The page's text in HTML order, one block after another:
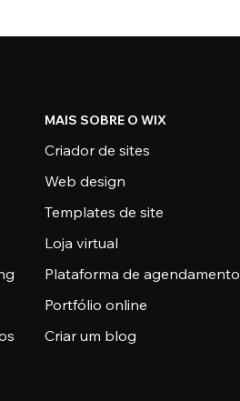
MAIS SOBRE O WIX
Criador de sites
Web design
Templates de site
Loja virtual
Plataforma de agendamento
Portfólio online
Criar um blog